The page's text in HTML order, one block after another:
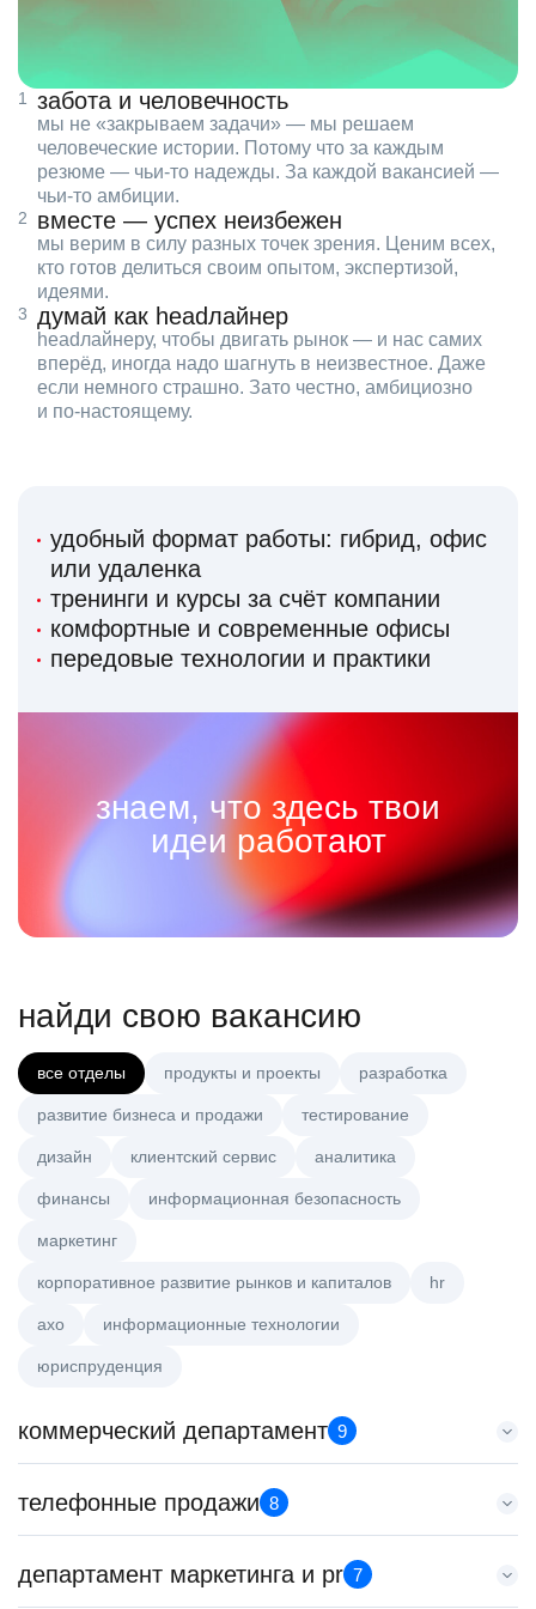
забота и человечность
мы не «закрываем задачи» — мы решаем
человеческие истории. Потому что за каждым
резюме — чьи‑то надежды. За каждой вакансией —
чьи‑то амбиции.
вместе — успех неизбежен
мы верим в силу разных точек зрения. Ценим всех,
кто готов делиться своим опытом, экспертизой,
идеями.
думай как headлайнер
headлайнеру, чтобы двигать рынок — и нас самих
вперёд, иногда надо шагнуть в неизвестное. Даже
если немного страшно. Зато честно, амбициозно
и по‑настоящему.
удобный формат работы: гибрид, офис
или удаленка
тренинги и курсы за счёт компании
комфортные и современные офисы
передовые технологии и практики
знаем, что здесь твои
идеи работают
найди свою вакансию
все отделы продукты и проекты разработка
развитие бизнеса и продажи тестирование
дизайн клиентский сервис аналитика
финансы информационная безопасность
маркетинг
корпоративное развитие рынков и капиталов hr
axo информационные технологии
юриспруденция
коммерческий департамент 9
Старший аналитик клиентской эффективности
HeadHunter::Коммерческий департамент
з/п не указана
телефонные продажи 8
Менеджер по продажам в сегменте малого и среднего
бизнеса
департамент маркетинга и pr 7